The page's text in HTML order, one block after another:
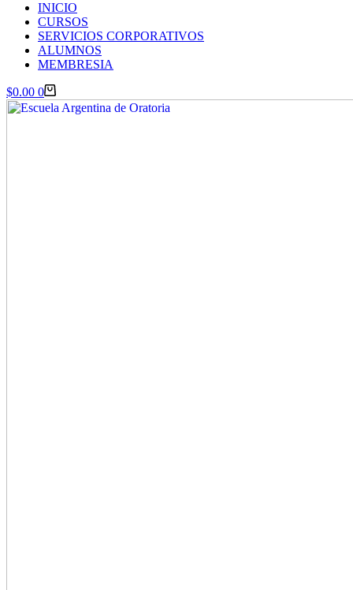
INICIO
CURSOS
SERVICIOS CORPORATIVOS
ALUMNOS
MEMBRESIA
Carro
de
$0.00 0